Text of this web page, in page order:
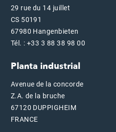
29 rue du 14 juillet
CS 50191
67980 Hangenbieten
Tél. : +33 3 88 38 98 00
Planta industrial
Avenue de la concorde
Z.A. de la bruche
67120 DUPPIGHEIM
FRANCE